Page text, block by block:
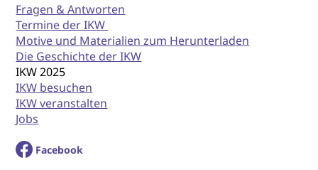
Fragen & Antworten
Termine der IKW
Motive und Materialien zum Herunterladen
Die Geschichte der IKW
IKW 2025
IKW besuchen
IKW veranstalten
Jobs
Facebook